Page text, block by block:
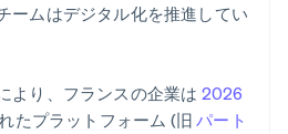
ームはデジタル化を推進してい
より、フランスの企業は 2026
たプラットフォーム (旧パート